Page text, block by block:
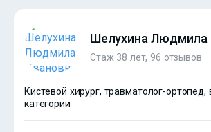
Шелухина Людмила
Стаж 38 лет, 96 отзывов
Кистевой хирург, травматолог-
категории